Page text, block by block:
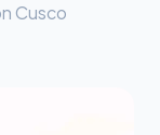
Cusco